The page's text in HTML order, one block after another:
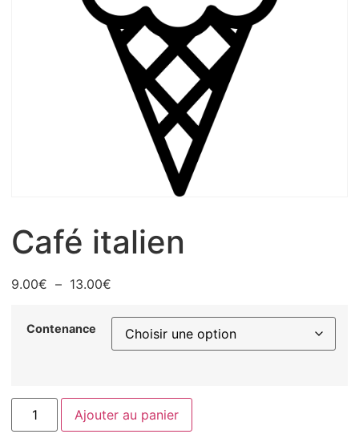
Café italien
9.00€ – 13.00€
Contenance
Ajouter au panier